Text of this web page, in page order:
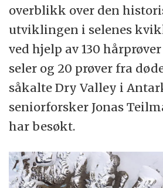
overblikk over den
utviklingen i selenes
ved hjelp av 130
seler og 20 prøver fra
såkalte Dry Valley i
seniorforsker Jonas
har besøkt.